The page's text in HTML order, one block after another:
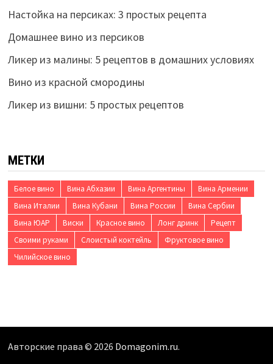
Настойка на персиках: 3 простых рецепта
Домашнее вино из персиков
Ликер из малины: 5 рецептов в домашних условиях
Вино из красной смородины
Ликер из вишни: 5 простых рецептов
МЕТКИ
Белое вино Вина Абхазии Вина Аргентины
Вина Армении
Вина Италии
Вина Кубани Вина России
Вина Сербии
Вина ЮАР
Виски Красное вино Лонг дринк
Рецепт
Своими руками
Слоистый коктейль
Фруктовое вино
Чилийское вино
Авторские права © 2026 Domagonim.ru.